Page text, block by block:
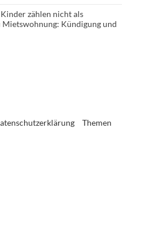
zählen nicht als
Mietswohnung: Kündigung und
Themen